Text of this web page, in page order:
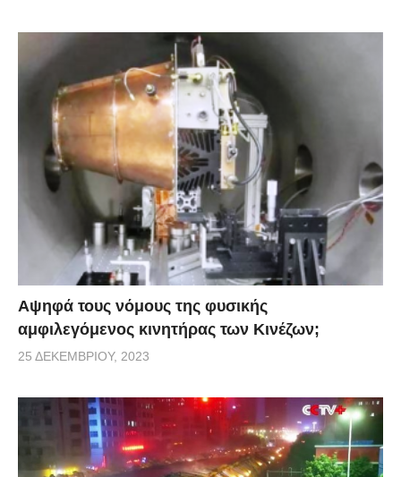
Αψηφά τους νόμους της φυσικής
αμφιλεγόμενος κινητήρας των Κινέζων;
25 ΔΕΚΕΜΒΡΊΟΥ, 2023